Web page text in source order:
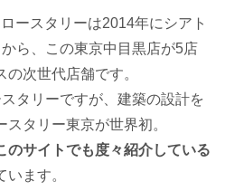
ースタリーは2014年にシアト
ら、この東京中目黒店が5店
次世代店舗です。
タリーですが、建築の設計を
タリー東京が世界初。
のサイトでも度々紹介している
います。